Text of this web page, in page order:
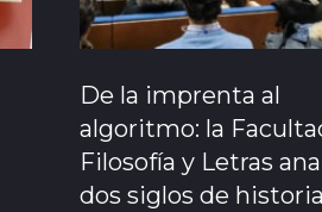
De la imprenta al
algoritmo: la
Filosofía y Letras
dos siglos de